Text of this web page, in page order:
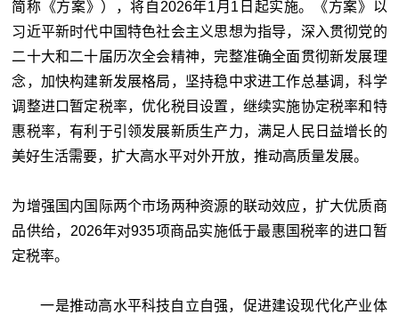
简称《方案》），将自2026年1月1日起实施。《方案》以
习近平新时代中国特色社会主义思想为指导，深入贯彻党的
二十大和二十届历次全会精神，完整准确全面贯彻新发展理
念，加快构建新发展格局，坚持稳中求进工作总基调，科学
调整进口暂定税率，优化税目设置，继续实施协定税率和特
惠税率，有利于引领发展新质生产力，满足人民日益增长的
美好生活需要，扩大高水平对外开放，推动高质量发展。
为增强国内国际两个市场两种资源的联动效应，扩大优质商
品供给，2026年对935项商品实施低于最惠国税率的进口暂
定税率。
一是推动高水平科技自立自强，促进建设现代化产业体